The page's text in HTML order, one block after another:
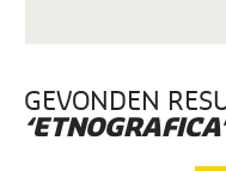
GEVONDEN